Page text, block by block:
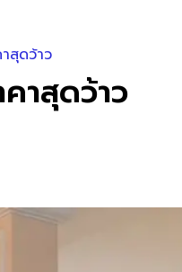
สุดว้าว
าสุดว้าว